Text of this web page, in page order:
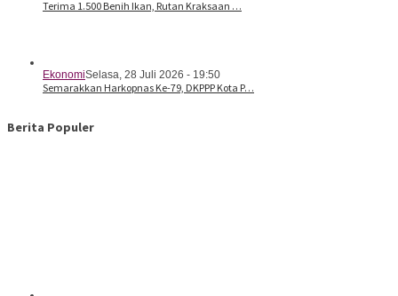
Terima 1.500 Benih Ikan, Rutan Kraksaan …
EkonomiSelasa, 28 Juli 2026 - 19:50
Semarakkan Harkopnas Ke-79, DKPPP Kota P…
Berita Populer